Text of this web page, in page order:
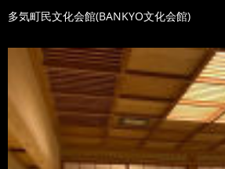
多気町民文化会館(BANKYO文化会館)